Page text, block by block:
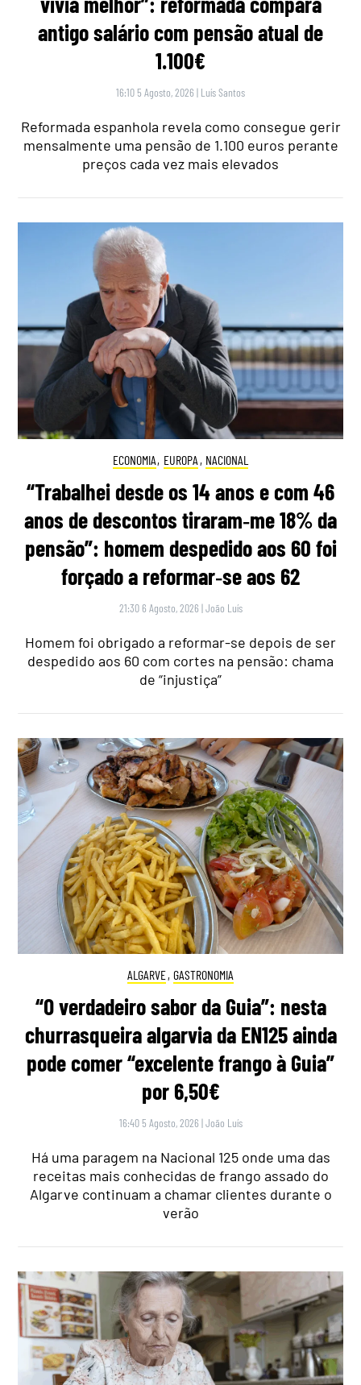
antigo salário com pensão atual de
1.100€
16:10 5 Agosto, 2026 | Luís Santos
Reformada espanhola revela como consegue gerir
mensalmente uma pensão de 1.100 euros perante
preços cada vez mais elevados
ECONOMIA, EUROPA , NACIONAL
“Trabalhei desde os 14 anos e com 46
anos de descontos tiraram‑me 18% da
pensão”: homem despedido aos 60 foi
forçado a reformar‑se aos 62
21:30 6 Agosto, 2026 |João Luís
Homem foi obrigado a reformar-se depois de ser
despedido aos 60 com cortes na pensão: chama
de “injustiça”
ALGARVE, GASTRONOMIA
“O verdadeiro sabor da Guia”: nesta
churrasqueira algarvia da EN125 ainda
pode comer “excelente frango à Guia”
por 6,50€
16:40 5 Agosto, 2026 |João Luís
Há uma paragem na Nacional 125 onde uma das
receitas mais conhecidas de frango assado do
Algarve continuam a chamar clientes durante o
verão